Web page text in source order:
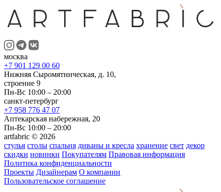
москва
+7 901 129 00 60
Нижняя Сыромятническая, д. 10,
строение 9
Пн-Вс 10:00 – 20:00
санкт-петербург
+7 958 776 47 07
Аптекарская набережная, 20
Пн-Вс 10:00 – 20:00
artfabric © 2026
стулья столы спальня диваны и кресла хранение свет декор
скидки новинки Покупателям Правовая информация
Политика конфиденциальности
Проекты Дизайнерам О компании
Пользовательское соглашение